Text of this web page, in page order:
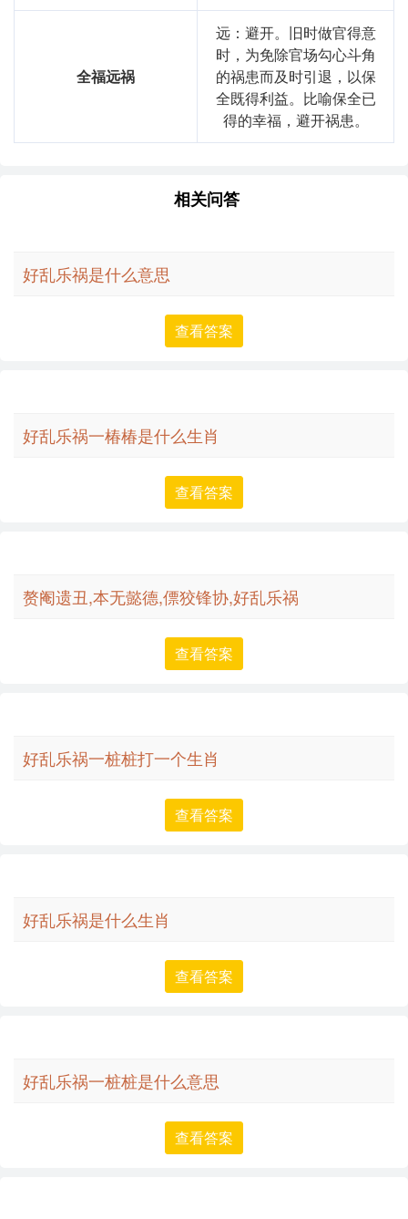
全福远祸
远：避开。旧时做官得意
时，为免除官场勾心斗角
的祸患而及时引退，以保
全既得利益。比喻保全已
得的幸福，避开祸患。
相关问答
好乱乐祸是什么意思
查看答案
好乱乐祸一椿椿是什么生肖
查看答案
赘阉遗丑,本无懿德,僄狡锋协,好乱乐祸
查看答案
好乱乐祸一桩桩打一个生肖
查看答案
好乱乐祸是什么生肖
查看答案
好乱乐祸一桩桩是什么意思
查看答案